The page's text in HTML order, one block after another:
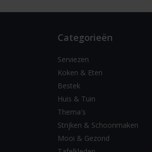
Categorieën
Serviezen
Koken & Eten
Bestek
Huis & Tuin
Thema's
Strijken & Schoonmaken
Mooi & Gezond